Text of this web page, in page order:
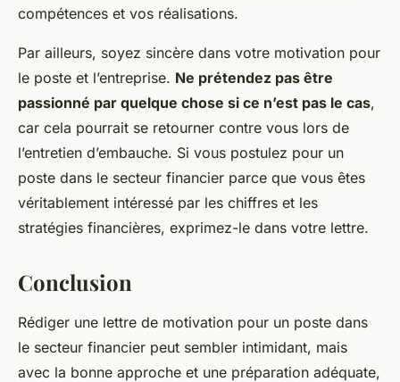
compétences et vos réalisations.
Par ailleurs, soyez sincère dans votre motivation pour
le poste et l’entreprise. Ne prétendez pas être
passionné par quelque chose si ce n’est pas le cas,
car cela pourrait se retourner contre vous lors de
l’entretien d’embauche. Si vous postulez pour un
poste dans le secteur financier parce que vous êtes
véritablement intéressé par les chiffres et les
stratégies financières, exprimez-le dans votre lettre.
Conclusion
Rédiger une lettre de motivation pour un poste dans
le secteur financier peut sembler intimidant, mais
avec la bonne approche et une préparation adéquate,